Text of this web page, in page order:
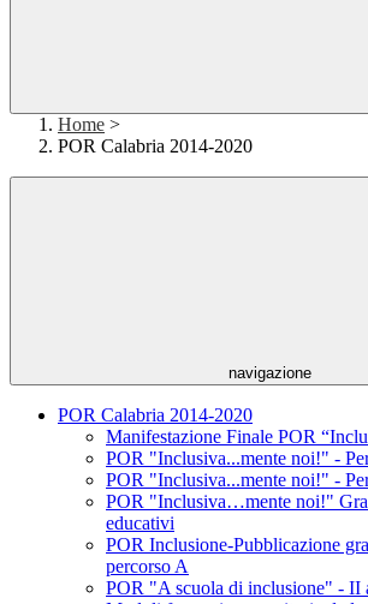
Home >
POR Calabria 2014-2020
navigazione
POR Calabria 2014-2020
Manifestazione Finale POR
POR "Inclusiva...mente noi!" -
POR "Inclusiva...mente noi!" -
POR "Inclusiva…mente noi!"
educativi
POR Inclusione-Pubblicazione
percorso A
POR "A scuola di inclusione" - II